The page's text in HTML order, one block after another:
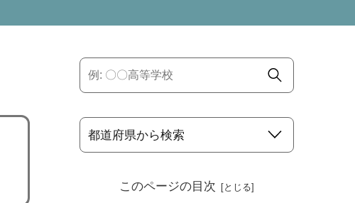
このページの目次